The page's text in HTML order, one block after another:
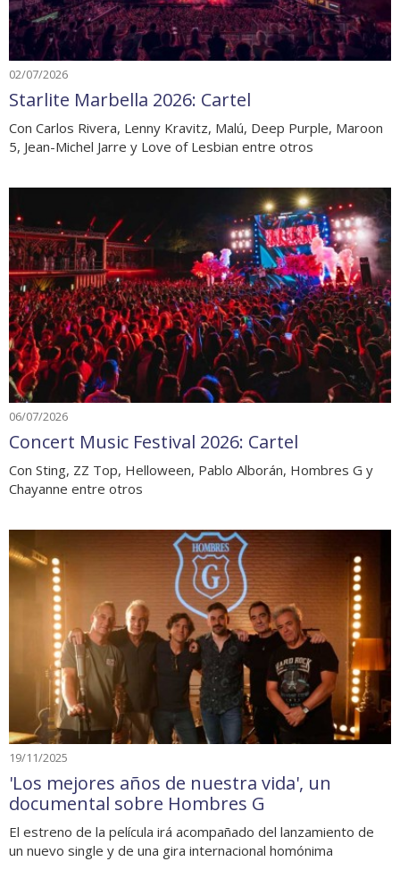
02/07/2026
Starlite Marbella 2026: Cartel
Con Carlos Rivera, Lenny Kravitz, Malú, Deep Purple, Maroon
5, Jean-Michel Jarre y Love of Lesbian entre otros
06/07/2026
Concert Music Festival 2026: Cartel
Con Sting, ZZ Top, Helloween, Pablo Alborán, Hombres G y
Chayanne entre otros
19/11/2025
'Los mejores años de nuestra vida', un
documental sobre Hombres G
El estreno de la película irá acompañado del lanzamiento de
un nuevo single y de una gira internacional homónima